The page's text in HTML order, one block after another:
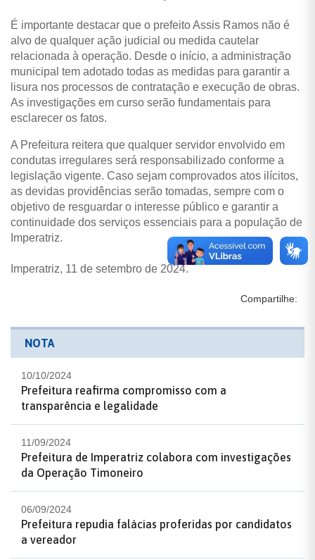
É importante destacar que o prefeito Assis Ramos não é
alvo de qualquer ação judicial ou medida cautelar
relacionada à operação. Desde o início, a administração
municipal tem adotado todas as medidas para garantir a
lisura nos processos de contratação e execução de obras.
As investigações em curso serão fundamentais para
esclarecer os fatos.
A Prefeitura reitera que qualquer servidor envolvido em
condutas irregulares será responsabilizado conforme a
legislação vigente. Caso sejam comprovados atos ilícitos,
as devidas providências serão tomadas, sempre com o
objetivo de resguardar o interesse público e garantir a
continuidade dos serviços essenciais para a população de
Imperatriz.
Imperatriz, 11 de setembro de 2024.
Compartilhe:
NOTA
10/10/2024
Prefeitura reafirma compromisso com a
transparência e legalidade
11/09/2024
Prefeitura de Imperatriz colabora com investigações
da Operação Timoneiro
06/09/2024
Prefeitura repudia falácias proferidas por candidatos
a vereador